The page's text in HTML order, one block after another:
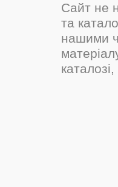
Сайт не
та
нашими
каталозі,